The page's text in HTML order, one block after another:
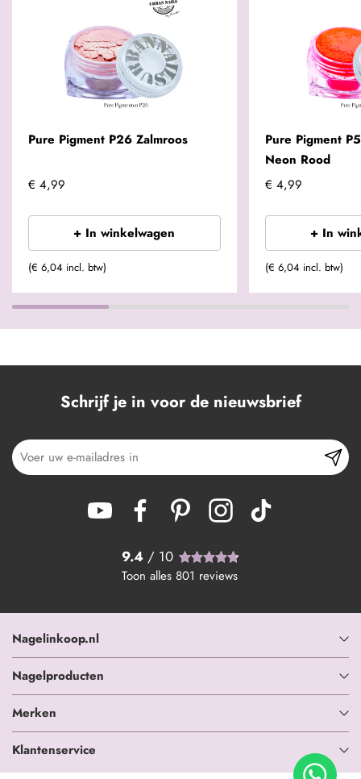
Pure Pigment P26 Zalmroos
€ 4,99
+ In winkelwagen
(€ 6,04 incl. btw)
Pure Pigment
Neon Rood
€ 4,99
+ In
(€ 6,04 incl. btw)
Schrijf je in voor de nieuwsbrief
9.4 / 10
Toon alles 801 reviews
Nagelinkoop.nl
Nagelproducten
Merken
Klantenservice